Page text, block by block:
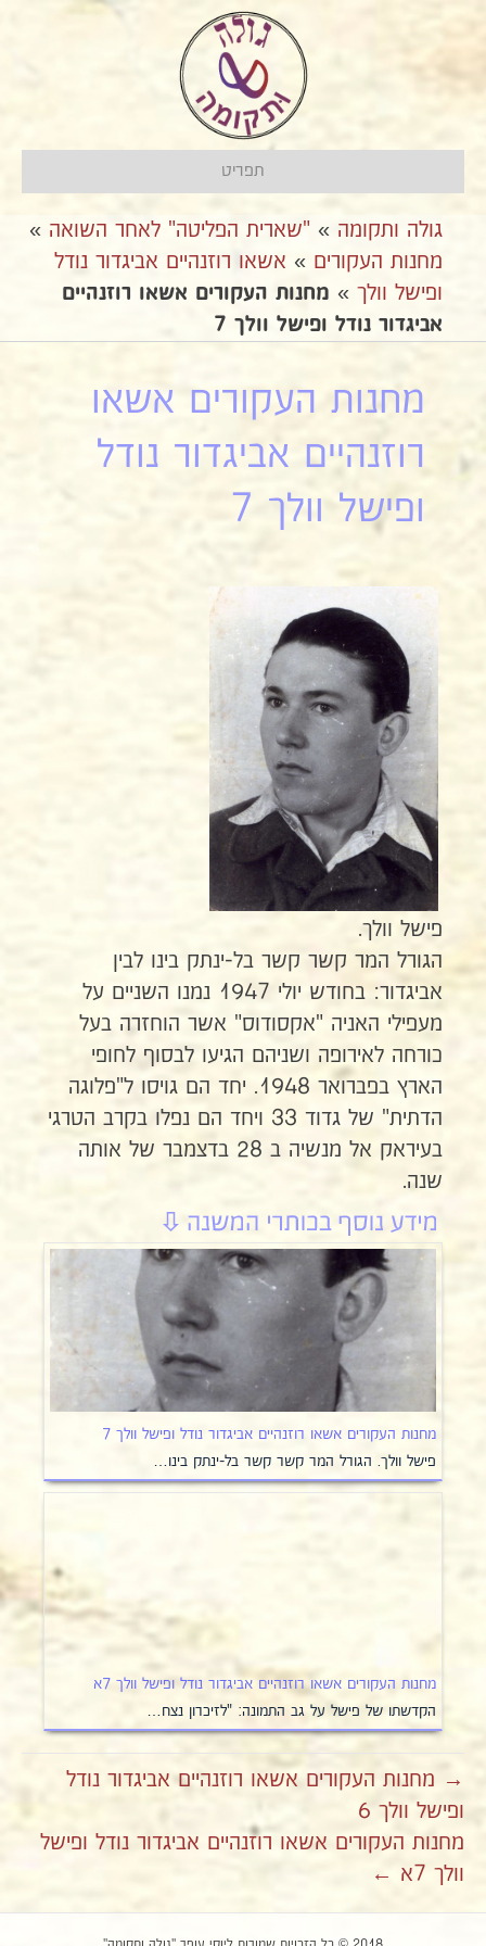
תפריט
גולה ותקומה » "שארית הפליטה" לאחר השואה »
מחנות העקורים » אשאו רוזנהיים אביגדור נודל
ופישל וולך » מחנות העקורים אשאו רוזנהיים
אביגדור נודל ופישל וולך 7
מחנות העקורים אשאו
רוזנהיים אביגדור נודל
ופישל וולך 7
פישל וולך.
הגורל המר קשר קשר בל-ינתק בינו לבין
אביגדור: בחודש יולי 1947 נמנו השניים על
מעפילי האניה "אקסודוס" אשר הוחזרה בעל
כורחה לאירופה ושניהם הגיעו לבסוף לחופי
הארץ בפברואר 1948. יחד הם גויסו ל"פלוגה
הדתית" של גדוד 33 ויחד הם נפלו בקרב הטרגי
בעיראק אל מנשיה ב 28 בדצמבר של אותה
שנה.
מחנות העקורים אשאו רוזנהיים אביגדור נודל ופישל וולך 7
פישל וולך. הגורל המר קשר קשר בל-ינתק בינו…
מחנות העקורים אשאו רוזנהיים אביגדור נודל ופישל וולך 7א
הקדשתו של פישל על גב התמונה: "לזיכרון נצח…
→ מחנות העקורים אשאו רוזנהיים אביגדור נודל
ופישל וולך 6
מחנות העקורים אשאו רוזנהיים אביגדור נודל ופישל
וולך 7א ←